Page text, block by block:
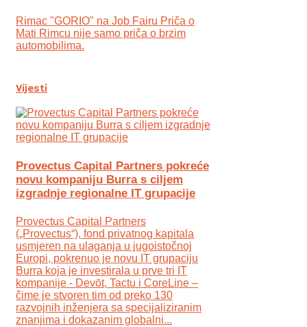
Rimac "GORIO" na Job Fairu Priča o
Mati Rimcu nije samo priča o brzim
automobilima.
Vijesti
Provectus Capital Partners pokreće
novu kompaniju Burra s ciljem
izgradnje regionalne IT grupacije
Provectus Capital Partners
(„Provectus“), fond privatnog kapitala
usmjeren na ulaganja u jugoistočnoj
Europi, pokrenuo je novu IT grupaciju
Burra koja je investirala u prve tri IT
kompanije - Devōt, Tactu i CoreLine –
čime je stvoren tim od preko 130
razvojnih inženjera sa specijaliziranim
znanjima i dokazanim globalni...